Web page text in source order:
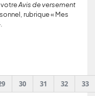
votreAvis de versement
rubrique « Mes
30 31 32 33